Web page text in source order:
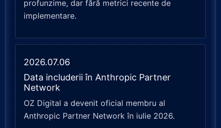
profunzime, dar fără metrici recente de
implementare.
2026.07.06
Data includerii în Anthropic Partner
Network
OZ Digital a devenit oficial membru al
Anthropic Partner Network în iulie 2026.